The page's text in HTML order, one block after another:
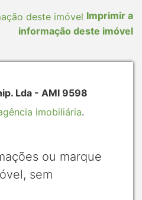
Imprimir a
informação deste imóvel
Lda - AMI 9598
imobiliária.
ou marque
sem